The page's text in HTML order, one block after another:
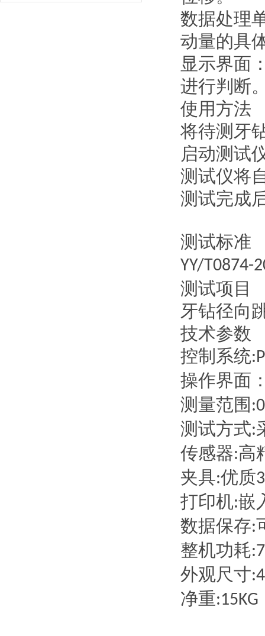
数据处理
动量的具
显示界面
进行判断
使用方法
将待测牙
启动测试
测试仪将
测试完成
测试标准
YY/T0874-
测试项目
牙钻径向
技术参数
控制系统
操作界面
测量范围
测试方式:
传感器:高
夹具:优质
打印机:嵌
数据保存:
整机功耗
外观尺寸
净重:15KG